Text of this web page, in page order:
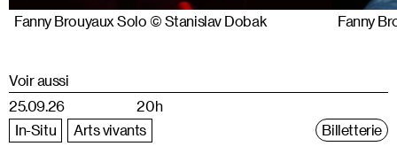
Fanny Brouyaux Solo © Stanislav Dobak Fanny
Voir aussi
25.09.26
20h
In-Situ
Arts vivants Billetterie